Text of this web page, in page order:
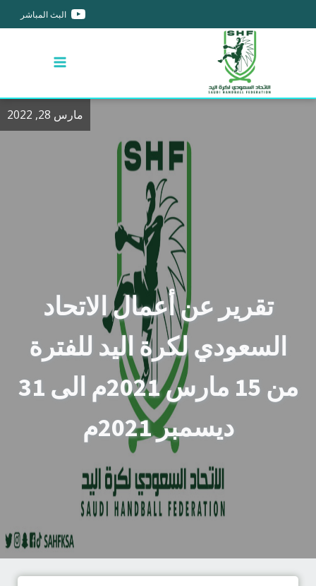
البث المباشر
مارس 28, 2022
تقرير عن أعمال الاتحاد
السعودي لكرة اليد للفترة
من 15 مارس 2021م الى 31
ديسمبر 2021م